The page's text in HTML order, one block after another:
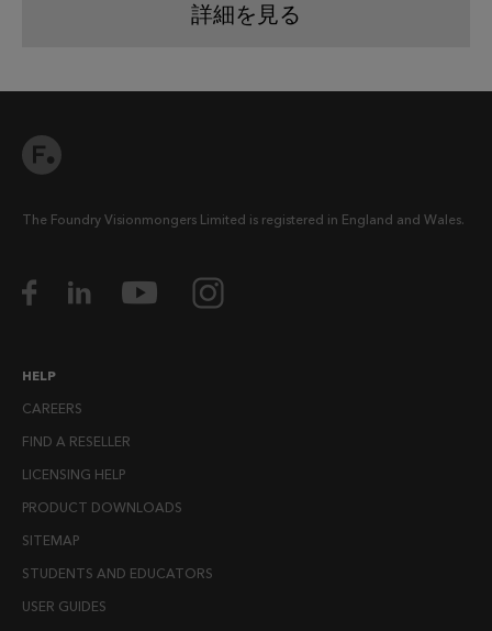
詳細を見る
The Foundry Visionmongers Limited is registered in England and Wales.
HELP
CAREERS
FIND A RESELLER
LICENSING HELP
PRODUCT DOWNLOADS
SITEMAP
STUDENTS AND EDUCATORS
USER GUIDES